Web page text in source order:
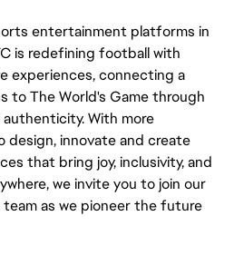
entertainment platforms in
is redefining football with
experiences, connecting a
to The World's Game through
With more
innovate and create
that bring joy, inclusivity, and
we invite you to join our
as we pioneer the future